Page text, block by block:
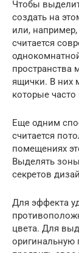
Чтобы
создать на
или,
считается
пространства
ящички. В них
которые часто
Еще одним
считается
помещениях
Выделять
секретов
Для эффекта
цвета. Для
оригинальную